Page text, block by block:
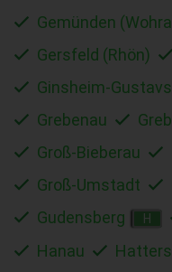
Gemünden
Gersfeld (Rhön)
Ginsheim-
Grebenau
Groß-Bieberau
Groß-Umstadt
Gudensberg
H
Hanau